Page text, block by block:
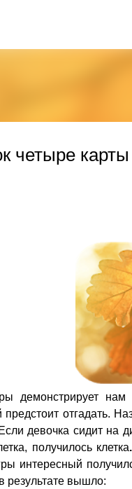
четыре
демонстрирует нам
отгадать.
девочка сидит на
получилось клетка.
интересный
результате вышло: